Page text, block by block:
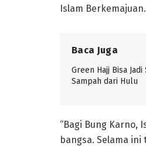
Islam Berkemajuan.
Baca Juga
Green Hajj Bisa
Sampah dari Hulu
“Bagi Bung Karno,
bangsa. Selama